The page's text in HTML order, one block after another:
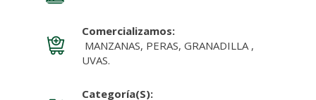
Comercializamos:
MANZANAS, PERAS, GRANADILLA ,
UVAS.
Categoría(s):